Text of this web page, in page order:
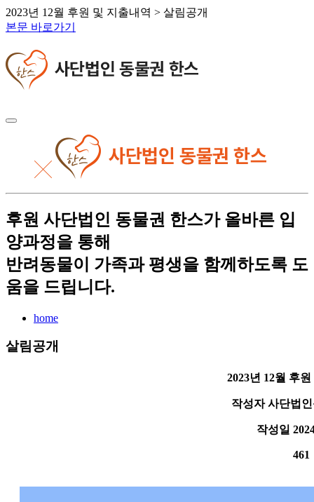
2023년 12월 후원 및 지출내역 > 살림공개
본문 바로가기
후원 사단법인 동물권 한스가 올바른 입
양과정을 통해
반려동물이 가족과 평생을 함께하도록 도
움을 드립니다.
home
살림공개
2023년 12월 후
작성자사단법인
작성일
461